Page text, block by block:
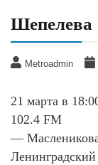
Шепелева
Metroadmin
21 марта в
102.4 FM
— Масленикова
Ленинградский